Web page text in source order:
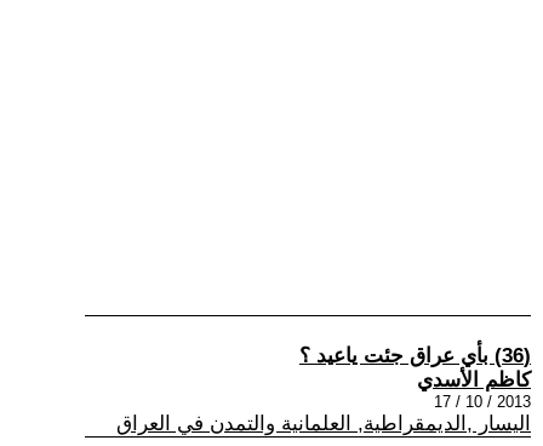
(36) بأي عراق جئت ياعيد ؟
كاظم الأسدي
2013 / 10 / 17
اليسار ,الديمقراطية, العلمانية والتمدن في العراق